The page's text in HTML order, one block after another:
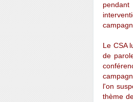
Le CSA
de
l'on
thème